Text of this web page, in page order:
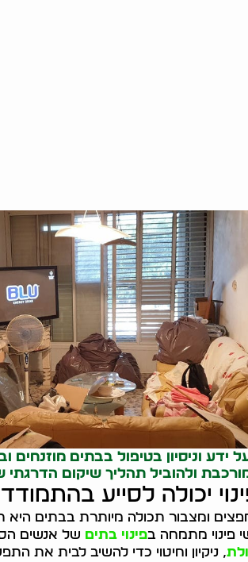
ידע וניסיון בטיפול בבתים מוזנחים
ולהוביל תהליך שיקום הדרגתי
יכולה לסייע
ומצבור תכולה מיותרת בבתים
פינוי מתמחה בפינוי בתים של אנשים
, ניקיון וחיטוי כדי להשיב לבית את